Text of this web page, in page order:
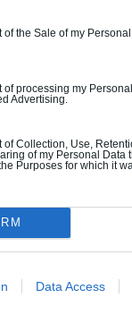
of the Sale of my Personal
of processing my Personal
Advertising.
of Collection, Use,
of my Personal Data
Purposes for which it
Data Access
à
à
à